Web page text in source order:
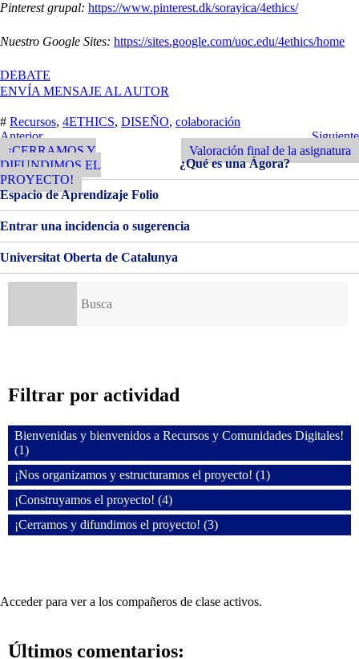
Pinterest grupal: https://www.pinterest.dk/sorayica/4ethics/
Nuestro Google Sites: https://sites.google.com/uoc.edu/4ethics/home
DEBATE
VALORACIÓN
ASIGNATURA
ENVÍA MENSAJE AL AUTOR
# Recursos, 4ETHICS, DISEÑO, colaboración
Navegación
de
entradas
Entrada
Anterior
Anterior
¡CERRAMOS Y
DIFUNDIMOS EL
PROYECTO!
Siguiente
Entrada
Siguiente
Valoración final de la asignatura
¿Qué es una Ágora?
Espacio de Aprendizaje Folio
Entrar una incidencia o sugerencia
Universitat Oberta de Catalunya
Filtrar por actividad
Bienvenidas y bienvenidos a Recursos y Comunidades Digitales!
(1)
¡Nos organizamos y estructuramos el proyecto! (1)
¡Construyamos el proyecto! (4)
¡Cerramos y difundimos el proyecto! (3)
Acceder para ver a los compañeros de clase activos.
Últimos comentarios: